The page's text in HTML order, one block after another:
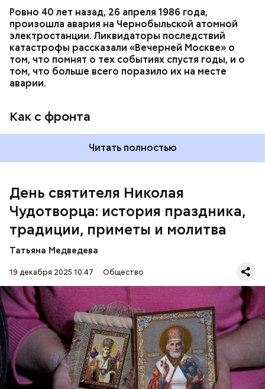
Ровно 40 лет назад, 26 апреля 1986 года,
произошла авария на Чернобыльской атомной
электростанции. Ликвидаторы последствий
катастрофы рассказали «Вечерней Москве» о
том, что помнят о тех событиях спустя годы, и о
том, что больше всего поразило их на месте
аварии.
Как с фронта
Читать полностью
День святителя Николая
Чудотворца: история праздника,
традиции, приметы и молитва
Татьяна Медведева
19 декабря 2025 10:47 Общество
Перенесемся в III век в Малую Азию. В ту эпоху
жизнь христиан была очень трудной. Они жили в
постоянной опасности быть подвергнутыми
мучительным пыткам и даже смерти от рук
язычников.
Как рассказывает Житие, преподобный родился в
христианской религией и рано принял решение
посвятить свою жизнь Богу. Целыми днями отрок
книги. Его дядя, епископ Николай Патарский, видя
такое усердие, сделал юношу чтецом, а затем и
полученные в наследство от родителей, Николай
отдал на дела милосердия. Со временем Николай
стал епископом в городе Мире. Он был страстным
проповедником христианства. Ему также
приписывают разрушение нескольких языческих
храмов и чудеса, творимые силой молитвы. Этот
человек лучше любого врача исцелял больных,
обреченных на смерть, и даже воскрешал мертвых.
Как гласит предание, совершая паломничество в
Иерусалим, Николай Чудотворец по просьбе
отчаявшихся путников молитвой успокоил
разбушевавшееся море.
ПРАВОСЛАВИЕ
ПРАЗДНИКИ
ХРИСТИАНСТВО
РЕЛИГИЯ ЦЕРКОВЬ